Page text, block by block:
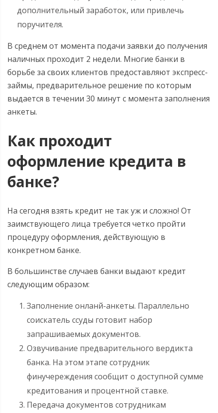
дополнительный заработок, или привлечь
поручителя.
В среднем от момента подачи заявки до получения
наличных проходит 2 недели. Многие банки в
борьбе за своих клиентов предоставляют экспресс-
займы, предварительное решение по которым
выдается в течении 30 минут с момента заполнения
анкеты.
Как проходит
оформление кредита в
банке?
На сегодня взять кредит не так уж и сложно! От
заимствующего лица требуется четко пройти
процедуру оформления, действующую в
конкретном банке.
В большинстве случаев банки выдают кредит
следующим образом:
Заполнение онланй-анкеты. Параллельно
соискатель ссуды готовит набор
запрашиваемых документов.
Озвучивание предварительного вердикта
банка. На этом этапе сотрудник
финучереждения сообщит о доступной сумме
кредитования и процентной ставке.
Передача документов сотрудникам